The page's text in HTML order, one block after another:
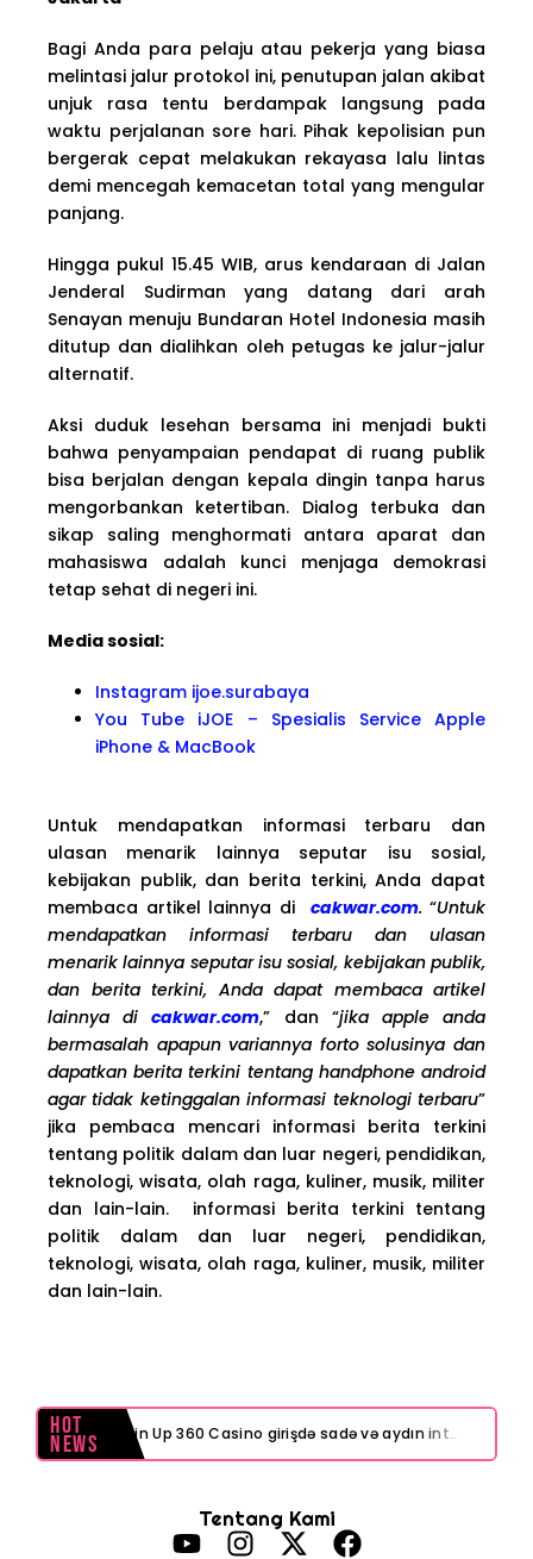
Bagi Anda para pelaju atau pekerja yang biasa
melintasi jalur protokol ini, penutupan jalan akibat
unjuk rasa tentu berdampak langsung pada
waktu perjalanan sore hari. Pihak kepolisian pun
bergerak cepat melakukan rekayasa lalu lintas
demi mencegah kemacetan total yang mengular
panjang.
Hingga pukul 15.45 WIB, arus kendaraan di Jalan
Jenderal Sudirman yang datang dari arah
Senayan menuju Bundaran Hotel Indonesia masih
ditutup dan dialihkan oleh petugas ke jalur-jalur
alternatif.
Aksi duduk lesehan bersama ini menjadi bukti
bahwa penyampaian pendapat di ruang publik
bisa berjalan dengan kepala dingin tanpa harus
mengorbankan ketertiban. Dialog terbuka dan
sikap saling menghormati antara aparat dan
mahasiswa adalah kunci menjaga demokrasi
tetap sehat di negeri ini.
Media sosial:
Instagram ijoe.surabaya
You Tube iJOE – Spesialis Service Apple
iPhone & MacBook
Untuk mendapatkan informasi terbaru dan
ulasan menarik lainnya seputar isu sosial,
kebijakan publik, dan berita terkini, Anda dapat
membaca artikel lainnya di cakwar.com. “Untuk
mendapatkan informasi terbaru dan ulasan
menarik lainnya seputar isu sosial, kebijakan publik,
dan berita terkini, Anda dapat membaca artikel
lainnya dicakwar.com,” dan “jika apple anda
bermasalah apapun variannya forto solusinya dan
dapatkan berita terkini tentang handphone android
agar tidak ketinggalan informasi teknologi terbaru”
jika pembaca mencari informasi berita terkini
tentang politik dalam dan luar negeri, pendidikan,
teknologi, wisata, olah raga, kuliner, musik, militer
dan lain-lain. informasi berita terkini tentang
politik dalam dan luar negeri, pendidikan,
teknologi, wisata, olah raga, kuliner, musik, militer
dan lain-lain.
Hot
News Pin Up 360 Casino girişdə sadə və aydın interfeys necə işinizi asanlaşdırır
Tentang Kami